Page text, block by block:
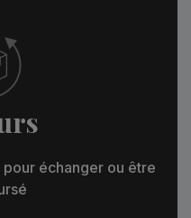
échanger ou être